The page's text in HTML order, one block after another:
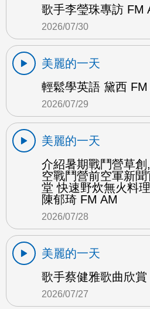
歌手李瑩珠專訪 FM
2026/07/30
美麗的一天
輕鬆學英語 黛西 FM
2026/07/29
美麗的一天
介紹暑期戰鬥營草
空戰鬥營前空軍新
堂 快速野炊無火料
陳郁琦 FM AM
2026/07/28
美麗的一天
歌手蔡健雅歌曲欣賞
2026/07/27